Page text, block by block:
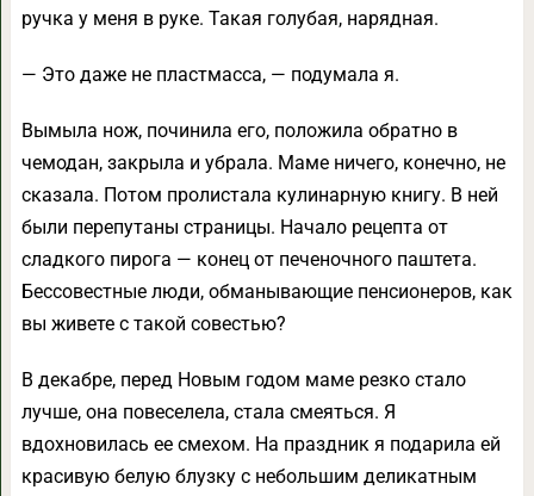
ручка у меня в руке. Такая голубая, нарядная.
— Это даже не пластмасса, — подумала я.
Вымыла нож, починила его, положила обратно в
чемодан, закрыла и убрала. Маме ничего, конечно, не
сказала. Потом пролистала кулинарную книгу. В ней
были перепутаны страницы. Начало рецепта от
сладкого пирога — конец от печеночного паштета.
Бессовестные люди, обманывающие пенсионеров, как
вы живете с такой совестью?
В декабре, перед Новым годом маме резко стало
лучше, она повеселела, стала смеяться. Я
вдохновилась ее смехом. На праздник я подарила ей
красивую белую блузку с небольшим деликатным